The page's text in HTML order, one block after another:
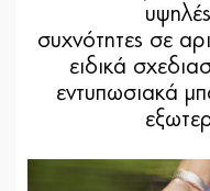
συχνότητες σε
ειδικά
εντυπωσιακά